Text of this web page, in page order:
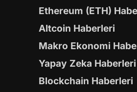
Ethereum (ETH)
Altcoin Haberleri
Makro Ekonomi
Yapay Zeka Haberleri
Blockchain Haberleri